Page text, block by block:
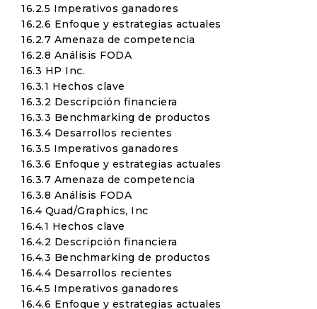
16.2.5 Imperativos ganadores
16.2.6 Enfoque y estrategias actuales
16.2.7 Amenaza de competencia
16.2.8 Análisis FODA
16.3 HP Inc.
16.3.1 Hechos clave
16.3.2 Descripción financiera
16.3.3 Benchmarking de productos
16.3.4 Desarrollos recientes
16.3.5 Imperativos ganadores
16.3.6 Enfoque y estrategias actuales
16.3.7 Amenaza de competencia
16.3.8 Análisis FODA
16.4 Quad/Graphics, Inc
16.4.1 Hechos clave
16.4.2 Descripción financiera
16.4.3 Benchmarking de productos
16.4.4 Desarrollos recientes
16.4.5 Imperativos ganadores
16.4.6 Enfoque y estrategias actuales